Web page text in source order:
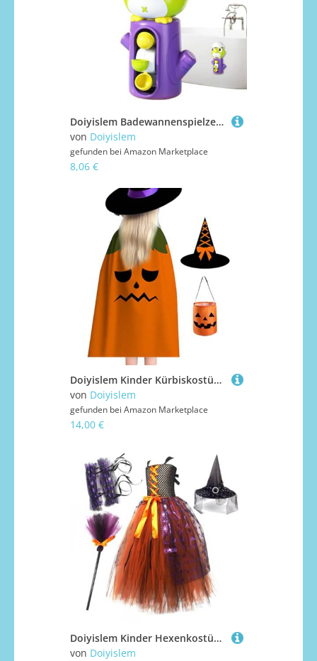
Doiyislem Badewannenspielzeug Für Kinder - Wasserspielzeug Für Spaß In Der Badewanne - Kinder Badewannenspiel Für Zuhause Schwimmbad & Reisen
von Doiyislem
gefunden bei Amazon Marketplace
8,06 €
Doiyislem Kinder Kürbiskostüm - Halloween Cosplay Outfit | Halloween Rollenspiel Kostüm Für Gruppenfeier Familienfest
von Doiyislem
gefunden bei Amazon Marketplace
14,00 €
Doiyislem Kinder Hexenkostüm,Festliches Verkleidungskostüm - Bühnenoutfit Für Kinder Theater Schulaufführungen
von Doiyislem